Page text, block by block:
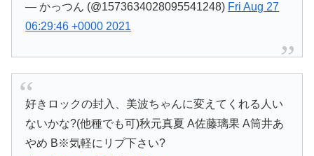
— かっつん (@1573634028095541248) Fri Aug 27
06:29:46 +0000 2021
好きロックの封入、美波ちゃんに変えてくれる人い
ないかな?(他種でも可)秋元真夏 A佐藤璃果 A筒井あ
やめ B※気軽にリプ下さい?